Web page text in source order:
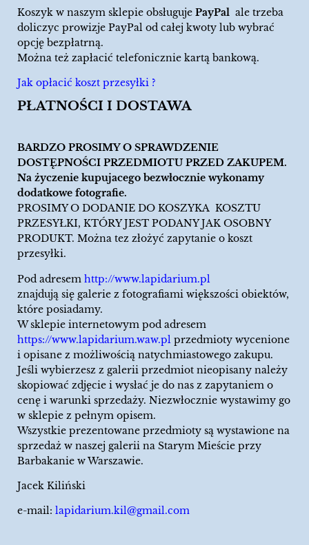
Koszyk w naszym sklepie obsługuje PayPal ale trzeba
doliczyc prowizje PayPal od całej kwoty lub wybrać
opcję bezpłatrną.
Można też zapłacić telefonicznie kartą bankową.
Jak opłacić koszt przesyłki ?
PŁATNOŚCI I DOSTAWA
BARDZO PROSIMY O SPRAWDZENIE
DOSTĘPNOŚCI PRZEDMIOTU PRZED ZAKUPEM.
Na życzenie kupujacego bezwłocznie wykonamy
dodatkowe fotografie.
PROSIMY O DODANIE DO KOSZYKA KOSZTU
PRZESYŁKI, KTÓRY JEST PODANY JAK OSOBNY
PRODUKT. Można tez złożyć zapytanie o koszt
przesyłki.
Pod adresem http://www.lapidarium.pl
znajdują się galerie z fotografiami większości obiektów,
które posiadamy.
W sklepie internetowym pod adresem
https://www.lapidarium.waw.pl przedmioty wycenione
i opisane z możliwością natychmiastowego zakupu.
Jeśli wybierzesz z galerii przedmiot nieopisany należy
skopiować zdjęcie i wysłać je do nas z zapytaniem o
cenę i warunki sprzedaży. Niezwłocznie wystawimy go
w sklepie z pełnym opisem.
Wszystkie prezentowane przedmioty są wystawione na
sprzedaż w naszej galerii na Starym Mieście przy
Barbakanie w Warszawie.
Jacek Kiliński
e-mail: lapidarium.kil@gmail.com